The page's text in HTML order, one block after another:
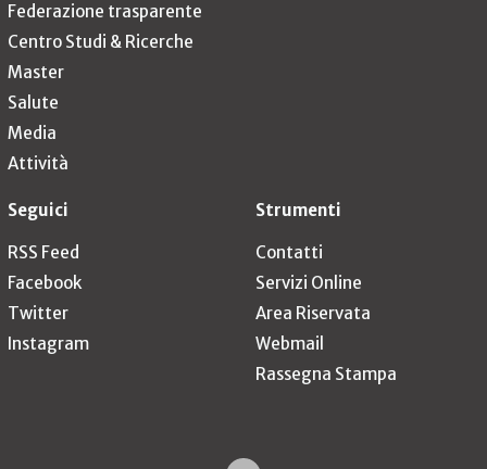
Federazione trasparente
Centro Studi & Ricerche
Master
Salute
Media
Attività
Seguici
RSS Feed
Facebook
Twitter
Instagram
Strumenti
Contatti
Servizi Online
Area Riservata
Webmail
Rassegna Stampa